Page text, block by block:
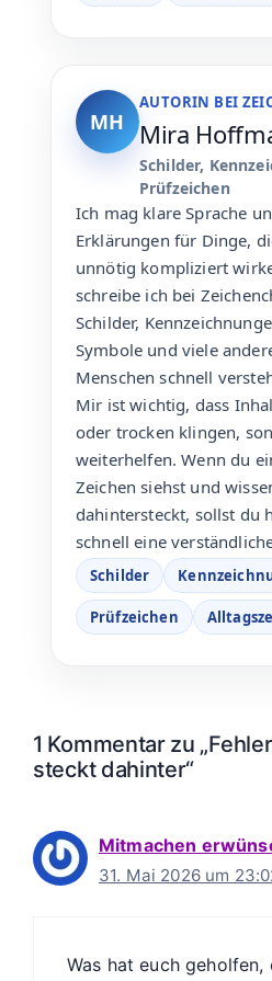
MH
AUTORIN BEI
Mira
Schilder,
Prüfzeichen
Ich mag klare Sprache
Erklärungen für Dinge,
unnötig kompliziert
schreibe ich bei
Schilder,
Symbole und viele
Menschen schnell
Mir ist wichtig, dass
oder trocken klingen,
weiterhelfen. Wenn du
Zeichen siehst und
dahintersteckt, sollst du
schnell eine
Schilder
Prüfzeichen
1 Kommentar zu
steckt dahinter“
Mitmachen
31. Mai 2026 um
Was hat euch geholfen,